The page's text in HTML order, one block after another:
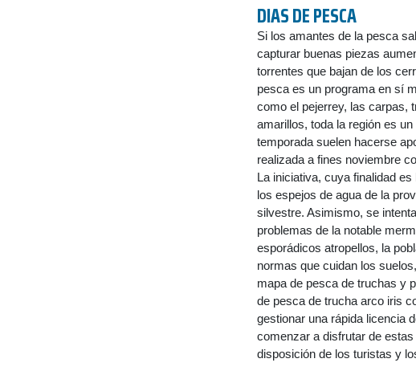
DIAS DE PESCA
Si los amantes de la pesca
capturar buenas piezas
torrentes que bajan de los
pesca es un programa en sí
como el pejerrey, las carpas,
amarillos, toda la región es
temporada suelen hacerse
realizada a fines noviembre
La iniciativa, cuya finalidad
los espejos de agua de la
silvestre. Asimismo, se
problemas de la notable
esporádicos atropellos, la
normas que cuidan los
mapa de pesca de truchas y
de pesca de trucha arco iris
gestionar una rápida licencia
comenzar a disfrutar de
disposición de los turistas y